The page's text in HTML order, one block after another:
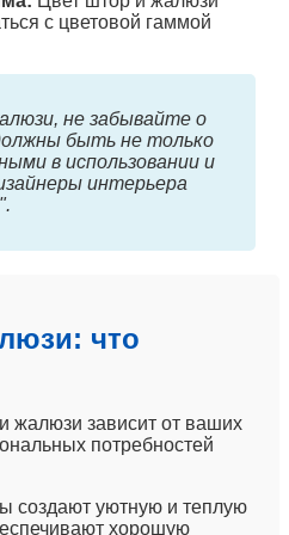
с цветовой гаммой
не забывайте о
быть не только
в использовании и
интерьера
что
зависит от ваших
потребностей
создают уютную и теплую
хорошую